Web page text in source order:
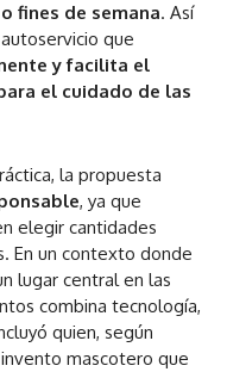
fines de semana. Así
que
y facilita el
el cuidado de las
la propuesta
, ya que
elegir cantidades
En un contexto donde
lugar central en las
combina tecnología,
quien, según
mascotero que